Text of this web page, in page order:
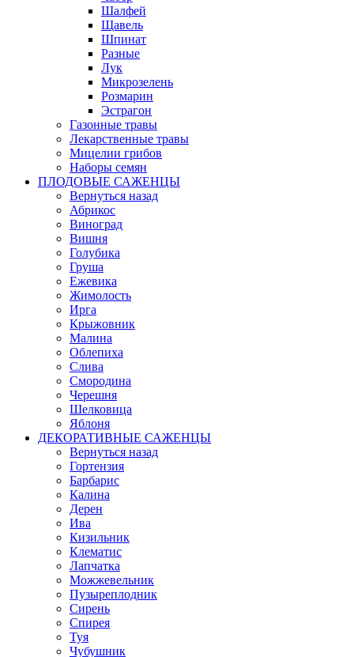
Шалфей
Щавель
Шпинат
Разные
Лук
Микрозелень
Розмарин
Эстрагон
Газонные травы
Лекарственные травы
Мицелии грибов
Наборы семян
ПЛОДОВЫЕ САЖЕНЦЫ
Вернуться назад
Абрикос
Виноград
Вишня
Голубика
Груша
Ежевика
Жимолость
Ирга
Крыжовник
Малина
Облепиха
Слива
Смородина
Черешня
Шелковица
Яблоня
ДЕКОРАТИВНЫЕ САЖЕНЦЫ
Вернуться назад
Гортензия
Барбарис
Калина
Дерен
Ива
Кизильник
Клематис
Лапчатка
Можжевельник
Пузыреплодник
Сирень
Спирея
Туя
Чубушник